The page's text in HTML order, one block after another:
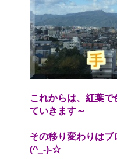
これからは、紅葉で
ていきます～
その移り変わりは
(^_-)-☆